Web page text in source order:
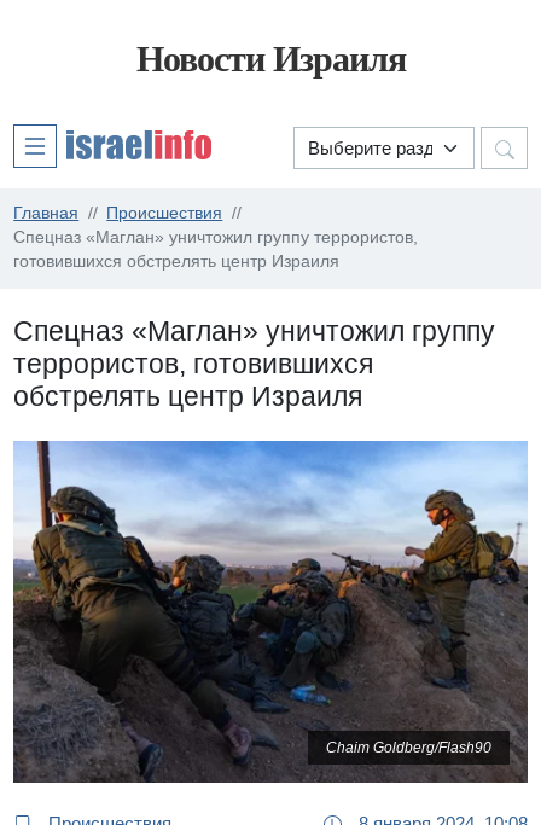
Новости Израиля
Главная
Происшествия
Спецназ «Маглан» уничтожил группу террористов,
готовившихся обстрелять центр Израиля
Спецназ «Маглан» уничтожил группу
террористов, готовившихся
обстрелять центр Израиля
Chaim Goldberg/Flash90